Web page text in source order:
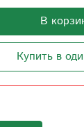
В
Купить в